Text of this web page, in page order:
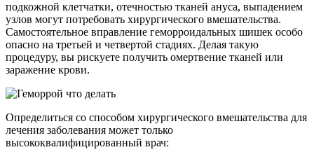
подкожной клетчатки, отечностью тканей ануса, выпадением
узлов могут потребовать хирургического вмешательства.
Самостоятельное вправление геморроидальных шишек особо
опасно на третьей и четвертой стадиях. Делая такую
процедуру, вы рискуете получить омертвение тканей или
заражение крови.
Определиться со способом хирургического вмешательства для
лечения заболевания может только
высококвалифицированный врач: